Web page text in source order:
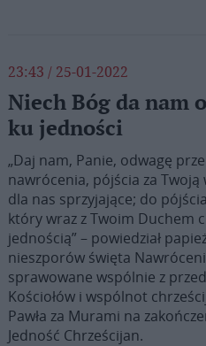
23:43 / 25-01-2022
Niech Bóg da nam
ku jedności
„Daj nam, Panie, odwagę
nawrócenia, pójścia za
dla nas sprzyjające; do
który wraz z Twoim Duchem
jednością” – powiedział
nieszporów święta
sprawowane wspólnie z
Kościołów i wspólnot
Pawła za Murami na
Jedność Chrześcijan.